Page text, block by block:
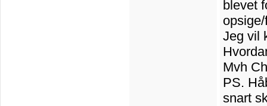
blevet
Jeg vil
Mvh
PS.
snart